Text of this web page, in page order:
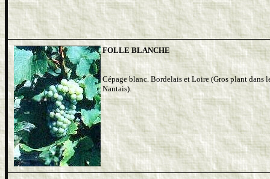
FOLLE BLANCHE
Cépage blanc. Bordelais et Loire (Gros plant dans
Nantais).